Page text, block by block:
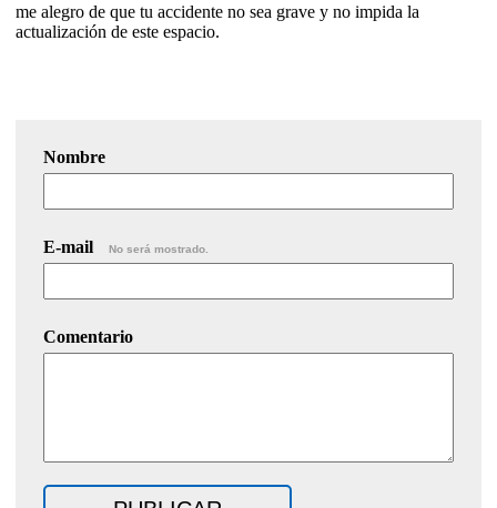
me alegro de que tu accidente no sea grave y no impida la
actualización de este espacio.
Nombre
E-mail No será mostrado.
Comentario